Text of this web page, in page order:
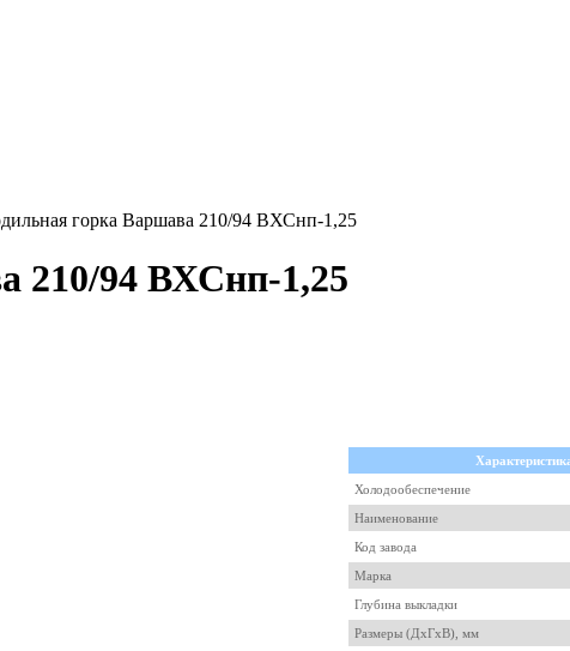
210/94 ВХСнп-1,25
Холодообеспечение
Наименование
Код завода
Марка
Глубина выкладки
Размеры (ДхГхВ), мм